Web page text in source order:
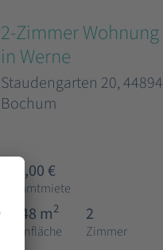
2-Zimmer Wohnung
in Werne
Staudengarten 20, 44894
Bochum
653,00 €
Gesamtmiete
50,48 m2
Wohnfläche
2
Zimmer